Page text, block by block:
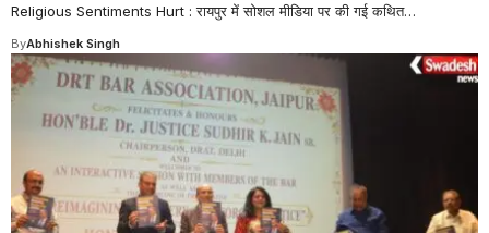
Religious Sentiments Hurt : रायपुर में सोशल मीडिया पर की गई कथित…
ByAbhishek Singh